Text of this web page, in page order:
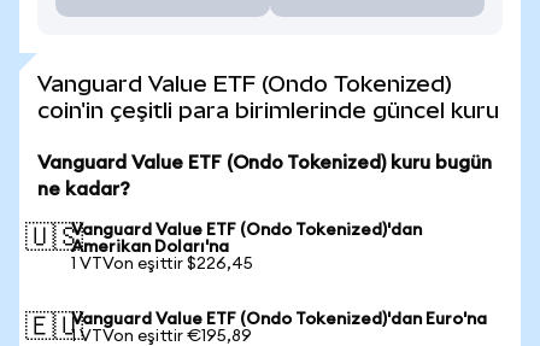
Vanguard Value ETF (Ondo Tokenized)
coin'in çeşitli para birimlerinde güncel kuru
Vanguard Value ETF (Ondo Tokenized) kuru bugün
ne kadar?
🇺🇸Vanguard Value ETF (Ondo Tokenized)'dan
Amerikan Doları'na
1 VTVon eşittir $226,45
🇪🇺Vanguard Value ETF (Ondo Tokenized)'dan Euro'na
1 VTVon eşittir €195,89